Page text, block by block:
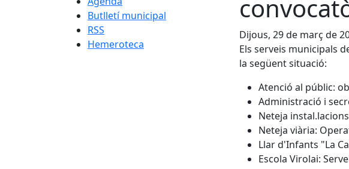
Butlletí municipal
RSS
Hemeroteca
Dijous, 29 de març de
Els serveis municipals
la següent situació:
Atenció al públic:
Administració i
Neteja
Neteja viària:
Llar d'Infants "La
Escola Virolai: